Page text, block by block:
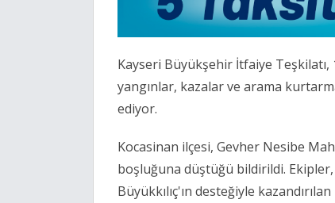
Kayseri Büyükşehir İtfaiye
yangınlar, kazalar ve arama
ediyor.
Kocasinan ilçesi, Gevher Nesibe
boşluğuna düştüğü bildirildi.
Büyükkılıç'ın desteğiyle